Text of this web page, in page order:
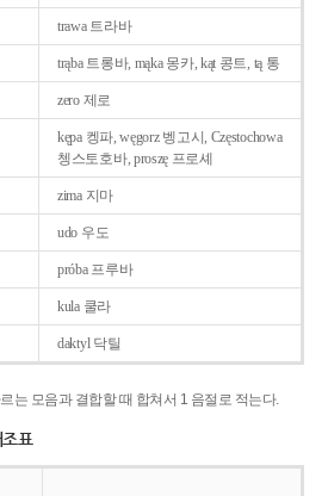
trawa 트라바
trąba 트롱바, mąka 몽카, kąt 콩트, tą 통
zero 제로
kępa 켕파, węgorz 벵고시, Częstochowa
쳉스토호바, proszę 프로셰
zima 지마
udo 우도
próba 프루바
kula 쿨라
daktyl 닥틸
는 모음과 결합할 때 합쳐서 1 음절로 적는다.
표